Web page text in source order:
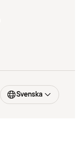
Svenska